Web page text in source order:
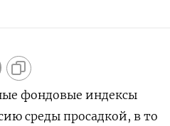
фондовые индексы
среды просадкой, в то